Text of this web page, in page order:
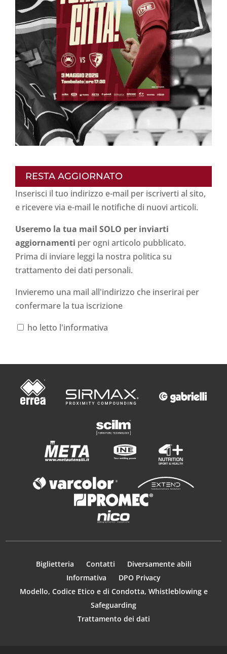
RESTA AGGIORNATO
Inserisci il tuo indirizzo e-mail per iscriverti al sito,
e ricevere via e-mail le notifiche di nuovi articoli.
Useremo la tua mail SOLO per inviarti
aggiornamenti per ogni articolo pubblicato.
Prima di inviare leggi la nostra politica su
trattamento dei dati personali.
Invieremo una mail all'indirizzo che inserirai per
confermare la tua iscrizione
ho letto l'informativa
Biglietteria Contatti
Diversamente abili
Informativa
DPO Privacy
Modello, Codice Etico e di Condotta, Whistleblowing e
Safeguarding
Trattamento dei dati